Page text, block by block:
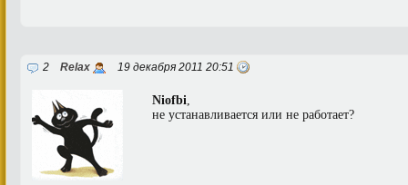
2 Relax 19 декабря 2011 20:51
Niofbi,
не устанавливается или не работает?